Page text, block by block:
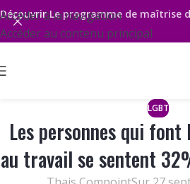
Accéder à la navigation
Accéder au contenu principal
LGBT
Les personnes qui
au travail se sentent
DécouvrirLe programme de maîtrise